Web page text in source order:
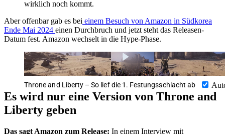
wirklich noch kommt.
Aber offenbar gab es bei einem Besuch von Amazon in Südkorea
Ende Mai 2024 einen Durchbruch und jetzt steht das Releasen-
Datum fest. Amazon wechselt in die Hype-Phase.
Throne and Liberty – So lief die 1. Festungsschlacht ab
Es wird nur eine Version von Throne and
Liberty geben
Das sagt Amazon zum Release: In einem Interview mit